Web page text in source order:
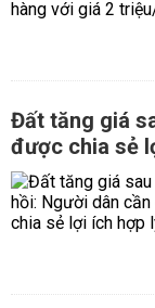
Đất tăng giá
được chia sẻ